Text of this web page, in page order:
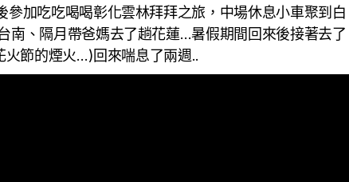
加吃吃喝喝彰化雲林拜拜之旅，中場休息小車聚到白
南、隔月帶爸媽去了趟花蓮…暑假期間回來後接著去了
火節的煙火…)回來喘息了兩週..